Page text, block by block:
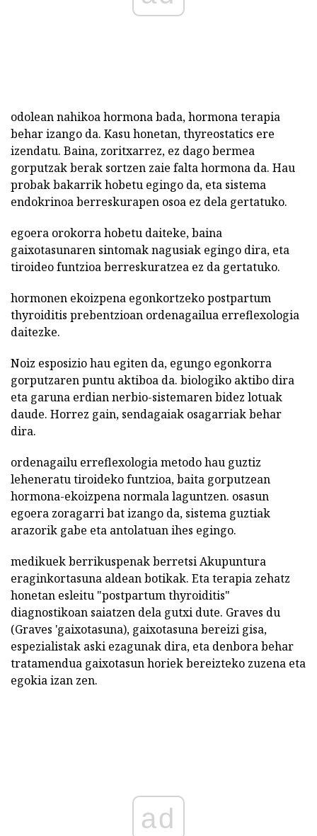
odolean nahikoa hormona bada, hormona terapia
behar izango da. Kasu honetan, thyreostatics ere
izendatu. Baina, zoritxarrez, ez dago bermea
gorputzak berak sortzen zaie falta hormona da. Hau
probak bakarrik hobetu egingo da, eta sistema
endokrinoa berreskurapen osoa ez dela gertatuko.
egoera orokorra hobetu daiteke, baina
gaixotasunaren sintomak nagusiak egingo dira, eta
tiroideo funtzioa berreskuratzea ez da gertatuko.
hormonen ekoizpena egonkortzeko postpartum
thyroiditis prebentzioan ordenagailua erreflexologia
daitezke.
Noiz esposizio hau egiten da, egungo egonkorra
gorputzaren puntu aktiboa da. biologiko aktibo dira
eta garuna erdian nerbio-sistemaren bidez lotuak
daude. Horrez gain, sendagaiak osagarriak behar
dira.
ordenagailu erreflexologia metodo hau guztiz
leheneratu tiroideko funtzioa, baita gorputzean
hormona-ekoizpena normala laguntzen. osasun
egoera zoragarri bat izango da, sistema guztiak
arazorik gabe eta antolatuan ihes egingo.
medikuek berrikuspenak berretsi Akupuntura
eraginkortasuna aldean botikak. Eta terapia zehatz
honetan esleitu "postpartum thyroiditis"
diagnostikoan saiatzen dela gutxi dute. Graves du
(Graves 'gaixotasuna), gaixotasuna bereizi gisa,
espezialistak aski ezagunak dira, eta denbora behar
tratamendua gaixotasun horiek bereizteko zuzena eta
egokia izan zen.
ad